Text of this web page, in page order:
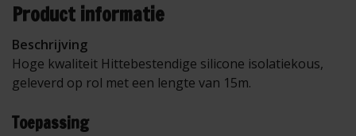
Product informatie
Beschrijving
Hoge kwaliteit Hittebestendige silicone isolatiekous,
geleverd op rol met een lengte van 15m.
Toepassing